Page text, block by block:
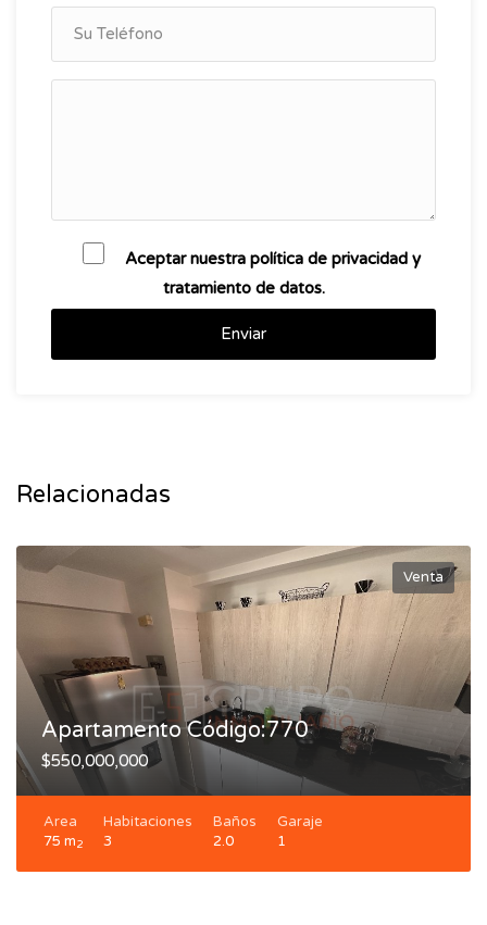
Aceptar nuestra política de privacidad y
tratamiento de datos.
Enviar
Relacionadas
Venta
Apartamento Código:770
$550,000,000
Area
75 m2
Habitaciones
3
Baños
2.0
Garaje
1